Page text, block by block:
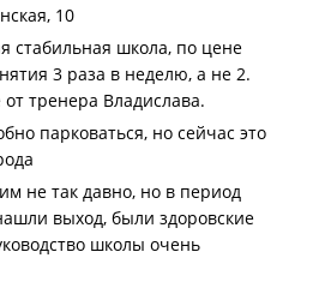
10
стабильная школа, по цене
3 раза в неделю, а не 2.
от тренера Владислава.
парковаться, но сейчас это
не так давно, но в период
выход, были здоровские
школы очень